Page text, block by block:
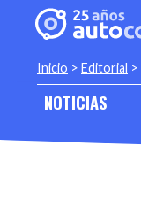
Inicio > Editorial >
NOTICIAS